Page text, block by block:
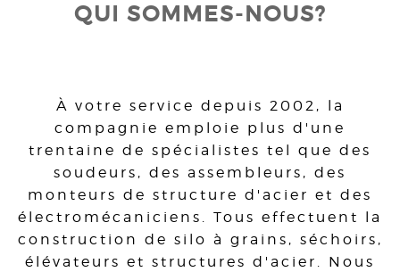
QUI SOMMES-NOUS?
À votre service depuis 2002, la
compagnie emploie plus d'une
trentaine de spécialistes tel que des
soudeurs, des assembleurs, des
monteurs de structure d'acier et des
électromécaniciens. Tous effectuent la
construction de silo à grains, séchoirs,
élévateurs et structures d'acier. Nous